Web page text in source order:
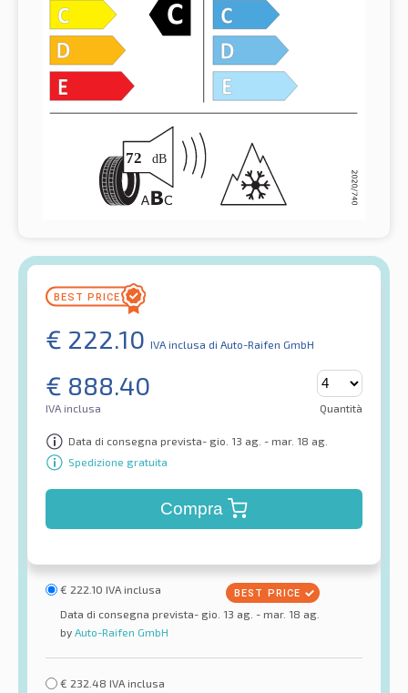
€ 222.10 IVA inclusa di Auto-Raifen GmbH
€ 888.40
IVA inclusa Quantità
Data di consegna prevista- gio. 13 ag. - mar. 18 ag.
Spedizione gratuita
Compra
€ 222.10 IVA inclusa
Data di consegna prevista- gio. 13 ag. - mar. 18 ag.
by Auto-Raifen GmbH
€ 232.48 IVA inclusa